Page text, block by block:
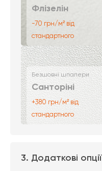
Флізелін
-70 грн/м² від
стандартного
Безшовні шпалери
Санторіні
+380 грн/м² від
стандартного
3. Додаткові опції